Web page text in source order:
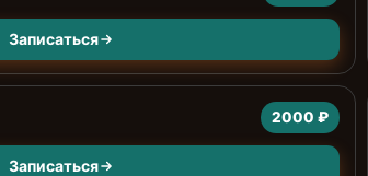
Записаться
2000 ₽
Записаться